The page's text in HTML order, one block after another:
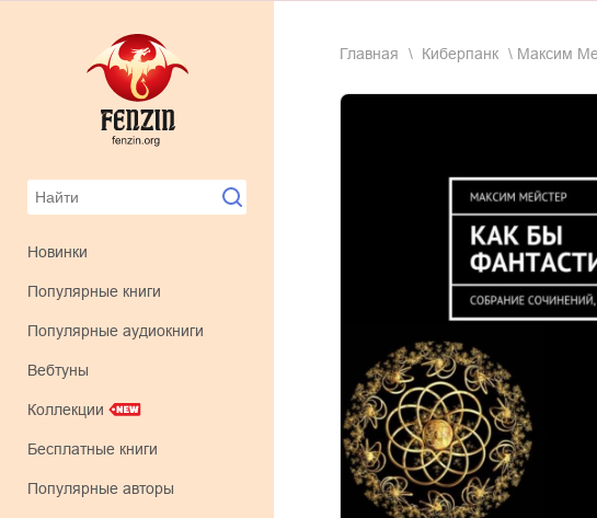
Новинки
Популярные книги
Популярные аудиокниги
Вебтуны
Коллекции
Бесплатные книги
Популярные авторы
Главная киберпанк Максим